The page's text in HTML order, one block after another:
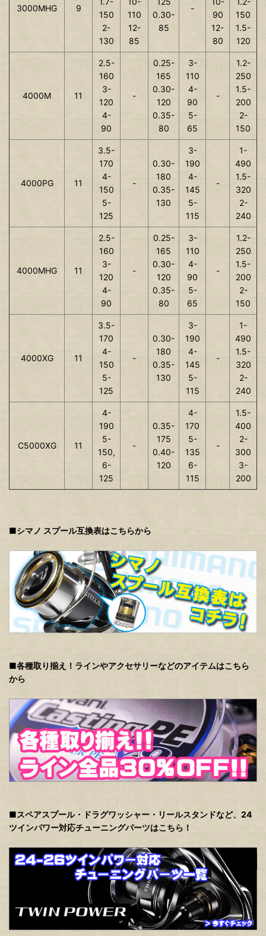
3000MHG 9
150
2-
130
110
12-
85
0.30-
85
-
90
12-
80
150
1.5-
120
4000M 11
2.5-
160
3-
120
4-
90
-
0.25-
165
0.30-
120
0.35-
80
3-
110
4-
90
5-
65
-
1.2-
250
1.5-
200
2-
150
4000PG 11
3.5-
170
4-
150
5-
125
-
0.30-
180
0.35-
130
3-
190
4-
145
5-
115
-
1-
490
1.5-
320
2-
240
4000MHG 11
2.5-
160
3-
120
4-
90
-
0.25-
165
0.30-
120
0.35-
80
3-
110
4-
90
5-
65
-
1.2-
250
1.5-
200
2-
150
4000XG 11
3.5-
170
4-
150
5-
125
-
0.30-
180
0.35-
130
3-
190
4-
145
5-
115
-
1-
490
1.5-
320
2-
240
C5000XG 11
4-
190
5-
150,
6-
125
-
0.35-
175
0.40-
120
4-
170
5-
135
6-
115
-
1.5-
400
2-
300
3-
200
■シマノ スプール互換表はこちらから
■各種取り揃え！ラインやアクセサリーなどのアイテムはこちら
から
■スペアスプール・ドラグワッシャー・リールスタンドなど、24
ツインパワー対応チューニングパーツはこちら！